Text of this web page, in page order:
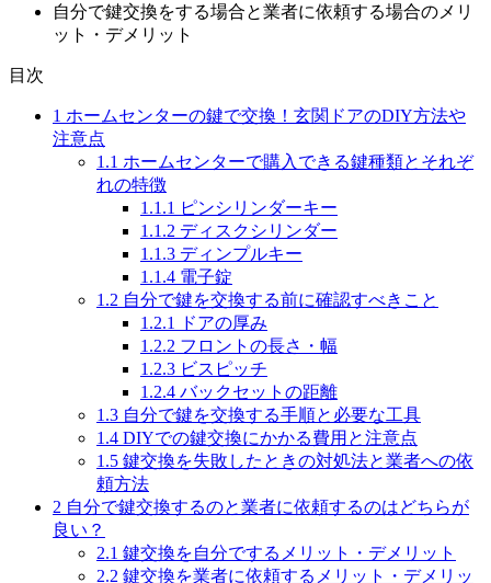
自分で鍵交換をする場合と業者に依頼する場合のメリ
ット・デメリット
目次
1 ホームセンターの鍵で交換！玄関ドアのDIY方法や
注意点
1.1 ホームセンターで購入できる鍵種類とそれぞ
れの特徴
1.1.1 ピンシリンダーキー
1.1.2 ディスクシリンダー
1.1.3 ディンプルキー
1.1.4 電子錠
1.2 自分で鍵を交換する前に確認すべきこと
1.2.1
ドアの厚み
1.2.2 フロントの長さ・幅
1.2.3 ビスピッチ
1.2.4 バックセットの距離
1.3 自分で鍵を交換する手順と必要な工具
1.4 DIYでの鍵交換にかかる費用と注意点
1.5 鍵交換を失敗したときの対処法と業者への依
頼方法
2 自分で鍵交換するのと業者に依頼するのはどちらが
良い？
2.1 鍵交換を自分でするメリット・デメリット
2.2 鍵交換を業者に依頼するメリット・デメリッ